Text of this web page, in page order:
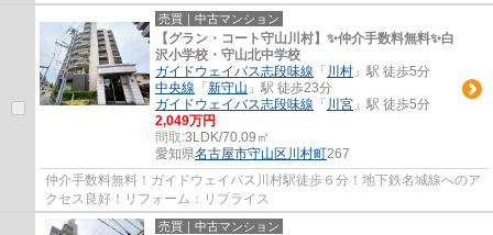
売買｜中古マンション
【グラン・コート守山川村】✨️仲介手数料無料✨️白
沢小学校・守山北中学校
ガイドウェイバス志段味線 「 川村 」駅 徒歩5分
中央線 「 新守山 」駅 徒歩23分
ガイドウェイバス志段味線 「 川宮 」駅 徒歩5分
2,049万円
間取:3LDK/70.09㎡
愛知県名古屋市守山区 川村町267
仲介手数料無料！ガイドウェイバス川村駅徒歩６分！地下鉄名城線へのア
クセス良好！リフォーム：リプライス
売買｜中古マンション